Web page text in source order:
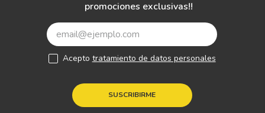
promociones exclusivas!!
SUSCRIBIRME
Acepto tratamiento de datos personales